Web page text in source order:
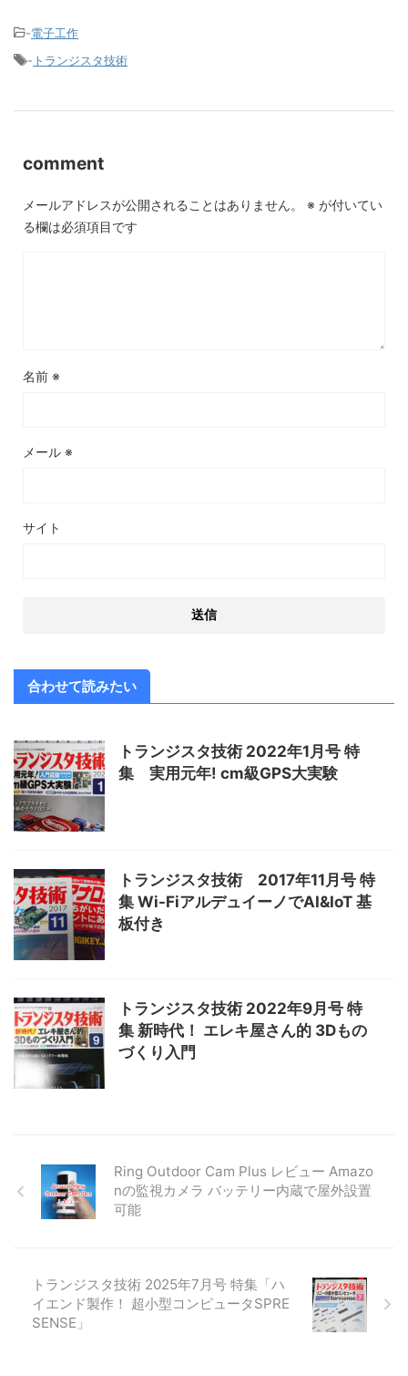
-電子工作
- トランジスタ技術
comment
メールアドレスが公開されることはありません。 ※ が付いてい
る欄は必須項目です
名前 ※
メール ※
サイト
合わせて読みたい
トランジスタ技術 2022年1月号 特
集 実用元年! cm級GPS大実験
トランジスタ技術 2017年11月号 特
集 Wi-FiアルデュイーノでAI&IoT 基
板付き
トランジスタ技術 2022年9月号 特
集 新時代！ エレキ屋さん的 3Dもの
づくり入門
Ring Outdoor Cam Plus レビュー Amazo
nの監視カメラ バッテリー内蔵で屋外設置
可能
トランジスタ技術 2025年7月号 特集「ハ
イエンド製作！ 超小型コンピュータSPRE
SENSE」